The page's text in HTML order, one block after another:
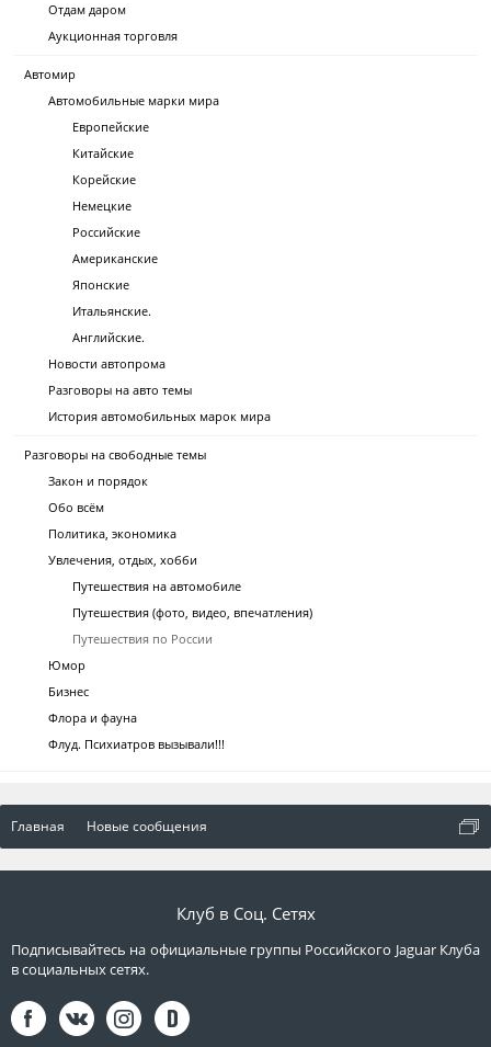
Отдам даром
Аукционная торговля
Автомир
Автомобильные марки мира
Европейские
Китайские
Корейские
Немецкие
Российские
Американские
Японские
Итальянские.
Английские.
Новости автопрома
Разговоры на авто темы
История автомобильных марок мира
Разговоры на свободные темы
Закон и порядок
Обо всём
Политика, экономика
Увлечения, отдых, хобби
Путешествия на автомобиле
Путешествия (фото, видео, впечатления)
Путешествия по России
Юмор
Бизнес
Флора и фауна
Флуд. Психиатров вызывали!!!
Главная Новые сообщения
Клуб в Соц. Сетях
Подписывайтесь на официальные группы Российского Jaguar Клуба
в социальных сетях.